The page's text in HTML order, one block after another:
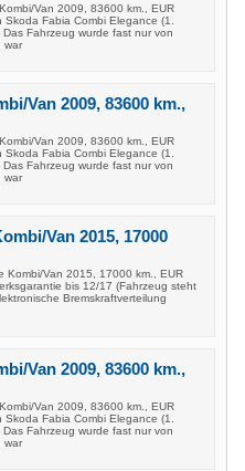
Van 2009, 83600 km., EUR
Fabia Combi Elegance (1.
Fahrzeug wurde fast nur von
war
Van 2009, 83600 km.,
Van 2009, 83600 km., EUR
Fabia Combi Elegance (1.
Fahrzeug wurde fast nur von
war
Van 2015, 17000
Kombi/Van 2015, 17000 km., EUR
bis 12/17 (Fahrzeug steht
Bremskraftverteilung
Van 2009, 83600 km.,
Van 2009, 83600 km., EUR
Fabia Combi Elegance (1.
Fahrzeug wurde fast nur von
war